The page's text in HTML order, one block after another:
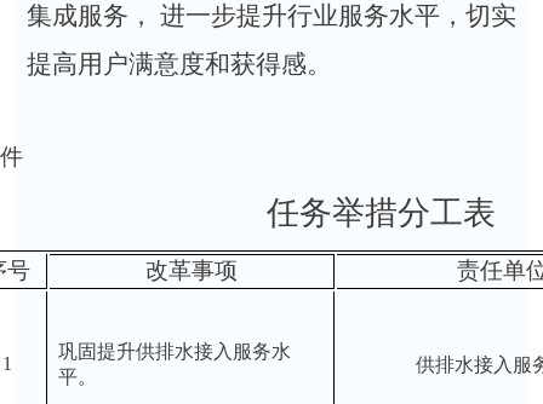
集成服务， 进一步提升行业服务水平，切实
提高用户满意度和获得感。
任务举措分工表
号 改革事项 责任单
1
巩固提升供排水接入服务水
平。
供排水接入服